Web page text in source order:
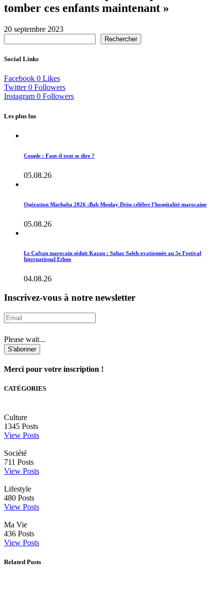
tomber ces enfants maintenant »
20 septembre 2023
Rechercher
Social Links
Facebook 0 Likes
Twitter 0 Followers
Instagram 0 Followers
Les plus lus
Couple : Faut-il tout se dire ?
05.08.26
Opération Marhaba 2026 :Bab Moulay Driss célèbre l’hospitalité marocaine
05.08.26
Le Caftan marocain séduit Kazan : Sahar Saleh ovationnée au 5e Festival
International Ethno
04.08.26
Inscrivez-vous à notre newsletter
Please wait...
S'abonner
Merci pour votre inscription !
CATÉGORIES
Culture
1345 Posts
View Posts
Société
711 Posts
View Posts
Lifestyle
480 Posts
View Posts
Ma Vie
436 Posts
View Posts
Related Posts